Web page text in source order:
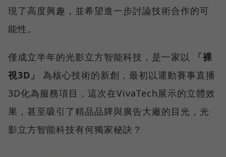
現了高度興趣，並希望進一步討論技術合作的可
能性。
僅成立半年的光影立方智能科技，是一家以
「裸
視3D」
為核心技術的新創，最初以運動賽事直播
3D化為服務項目，這次在VivaTech展示的立體效
果，甚至吸引了精品品牌與廣告大廠的目光，光
影立方智能科技有何獨家秘訣？